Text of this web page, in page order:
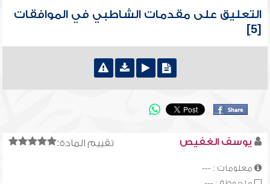
التعليق على مقدمات الشاطبي في الموافقات
[5]
تقييم المادة: يوسف الغفيص
معلومات : ---